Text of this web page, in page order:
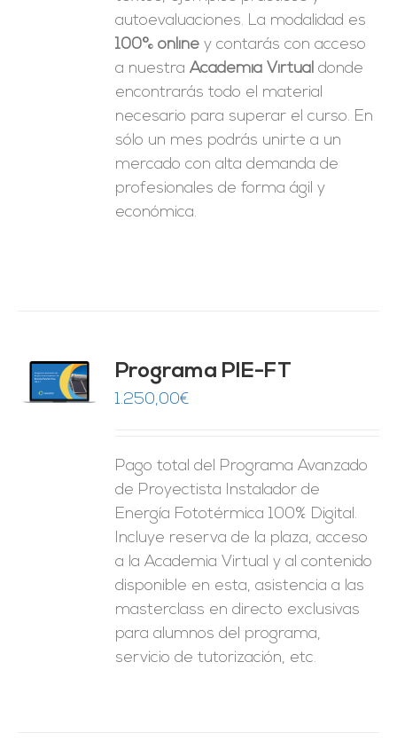
autoevaluaciones. La modalidad es
100% online y contarás con acceso
a nuestraAcademia Virtual donde
encontrarás todo el material
necesario para superar el curso. En
sólo un mes podrás unirte a un
mercado con alta demanda de
profesionales de forma ágil y
económica.
Programa PIE-FT
1.250,00€
Pago total del Programa Avanzado
de Proyectista Instalador de
Energía Fototérmica 100% Digital.
Incluye reserva de la plaza, acceso
a la Academia Virtual y al contenido
disponible en esta, asistencia a las
masterclass en directo exclusivas
para alumnos del programa,
servicio de tutorización, etc.